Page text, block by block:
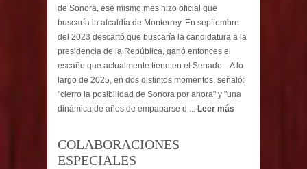
de Sonora, ese mismo mes hizo oficial que
buscaría la alcaldía de Monterrey. En septiembre
del 2023 descartó que buscaría la candidatura a la
presidencia de la República, ganó entonces el
escaño que actualmente tiene en el Senado. A lo
largo de 2025, en dos distintos momentos, señaló:
"cierro la posibilidad de Sonora por ahora" y "una
dinámica de años de empaparse d ... Leer más
COLABORACIONES
ESPECIALES